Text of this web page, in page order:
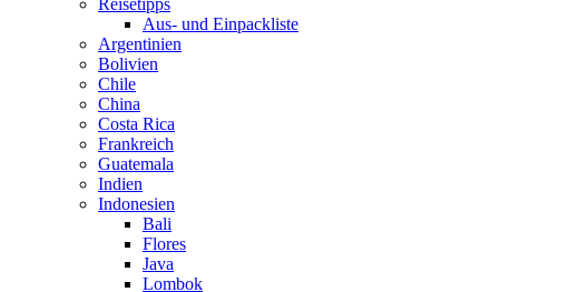
Aus- und Einpackliste
Argentinien
Bolivien
Chile
China
Costa Rica
Frankreich
Guatemala
Indien
Indonesien
Bali
Flores
Java
Lombok